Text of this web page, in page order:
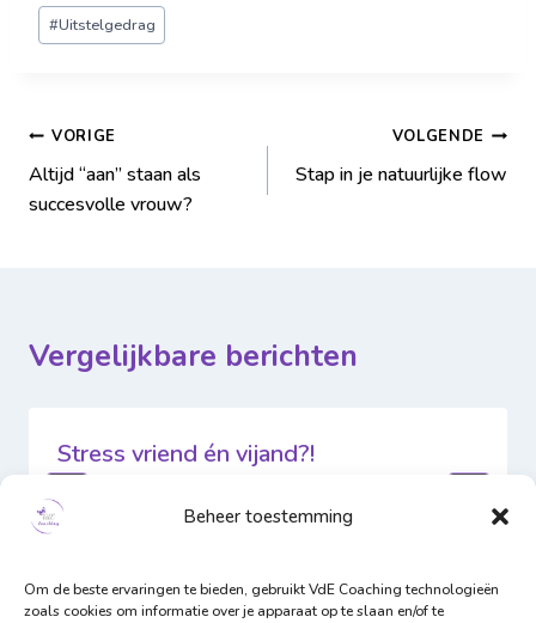
Beheer toestemming
Om de beste ervaringen te bieden, gebruikt VdE Coaching technologieën
zoals cookies om informatie over je apparaat op te slaan en/of te
#Uitstelgedrag
VORIGE
Altijd “aan” staan als
succesvolle vrouw?
VOLGENDE
Stap in je natuurlijke flow
Vergelijkbare berichten
Stress vriend én vijand?!
Door